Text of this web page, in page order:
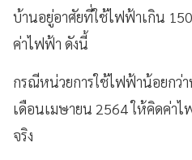
บ้านอยู่อาศัยที่ใช้ไฟฟ้าเกิน
ค่าไฟฟ้า ดังนี้
กรณีหน่วยการใช้ไฟฟ้าน้อยกว่
เดือนเมษายน 2564 ให้คิดค่า
จริง